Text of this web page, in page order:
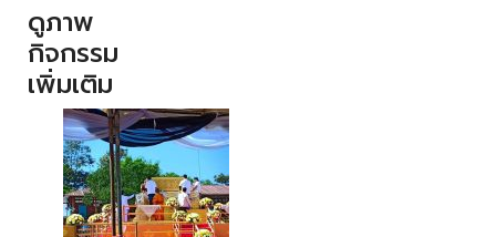
ดูภาพ
กิจกรรม
เพิ่มเติม